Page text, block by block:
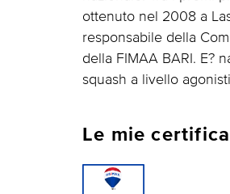
ottenuto nel 2008 a
responsabile della
della FIMAA BARI. E?
squash a livello
Le mie